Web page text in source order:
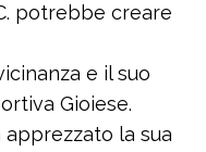
potrebbe creare
e il suo
Gioiese.
apprezzato la sua